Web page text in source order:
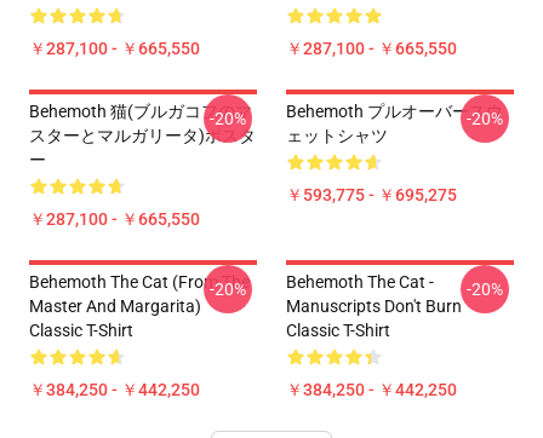
￥287,100 - ￥665,550 ￥287,100 - ￥665,550
Behemoth 猫(ブルガコフのマ
スターとマルガリータ)ポスタ
ー
￥287,100 - ￥665,550
-20%
Behemoth プルオーバースウ
ェットシャツ
￥593,775 - ￥695,275
-20%
Behemoth The Cat (from The
Master And Margarita)
Classic T-Shirt
￥384,250 - ￥442,250
-20%
Behemoth The Cat -
Manuscripts Don't Burn
Classic T-Shirt
￥384,250 - ￥442,250
-20%